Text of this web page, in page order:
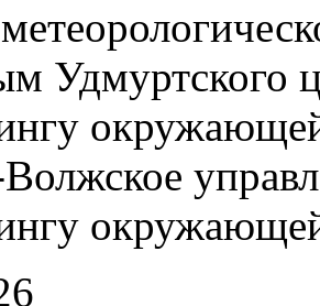
Удмуртского